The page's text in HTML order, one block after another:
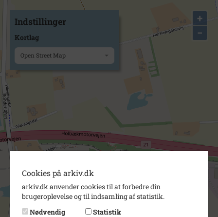
+
−
Indstillinger
Kortlag
Open Street Map
Cookies på arkiv.dk
arkiv.dk anvender cookies til at forbedre din
brugeroplevelse og til indsamling af statistik.
Nødvendig
Statistik